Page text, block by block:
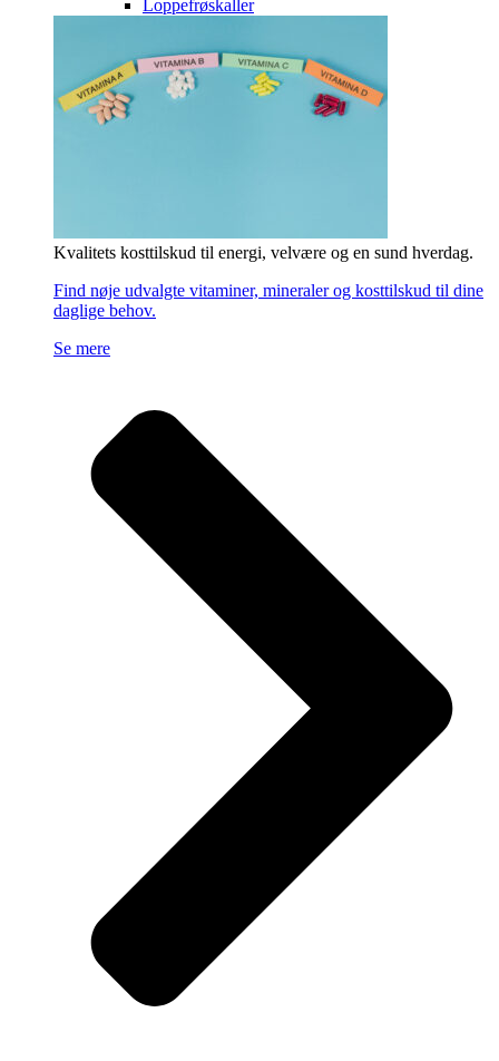
Loppefrøskaller
Kvalitets kosttilskud til energi, velvære og en sund hverdag.
Find nøje udvalgte vitaminer, mineraler og kosttilskud til dine
daglige behov.
Se mere